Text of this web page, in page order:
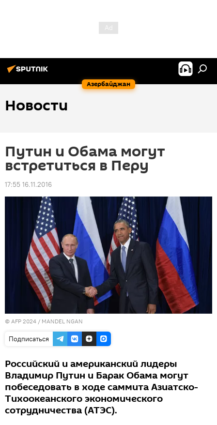
Азербайджан
Новости
Путин и Обама могут
встретиться в Перу
17:55 16.11.2016
© AFP 2024 / MANDEL NGAN
Подписаться
Российский и американский лидеры
Владимир Путин и Барак Обама могут
побеседовать в ходе саммита Азиатско-
Тихоокеанского экономического
сотрудничества (АТЭС).